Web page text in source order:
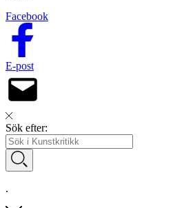
Facebook
E-post
Sök efter:
.